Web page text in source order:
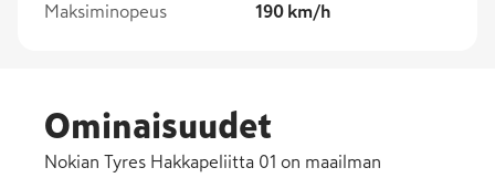
Maksiminopeus 190 km/h
Ominaisuudet
Nokian Tyres Hakkapeliitta 01 on maailman